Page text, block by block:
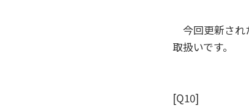
今回更新され
取扱いです。
[Q10]